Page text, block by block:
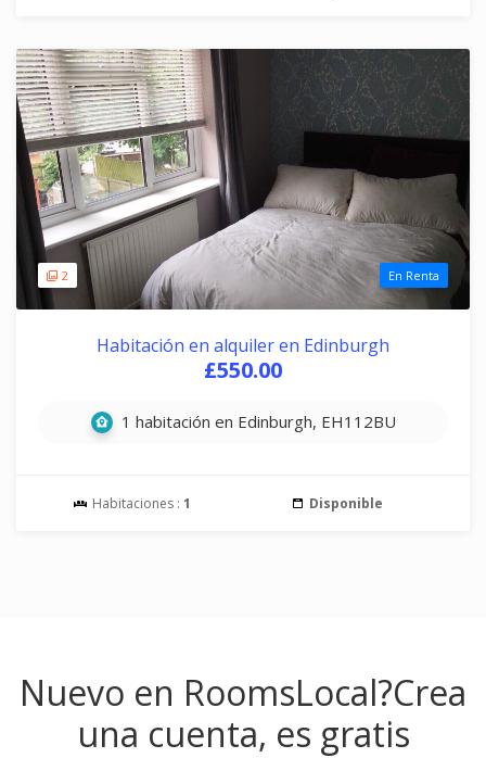
2 En Renta
Habitación en alquiler en Edinburgh
£550.00
1 habitación en Edinburgh, EH112BU
Habitaciones : 1 Disponible
Nuevo en RoomsLocal?Crea
una cuenta, es gratis